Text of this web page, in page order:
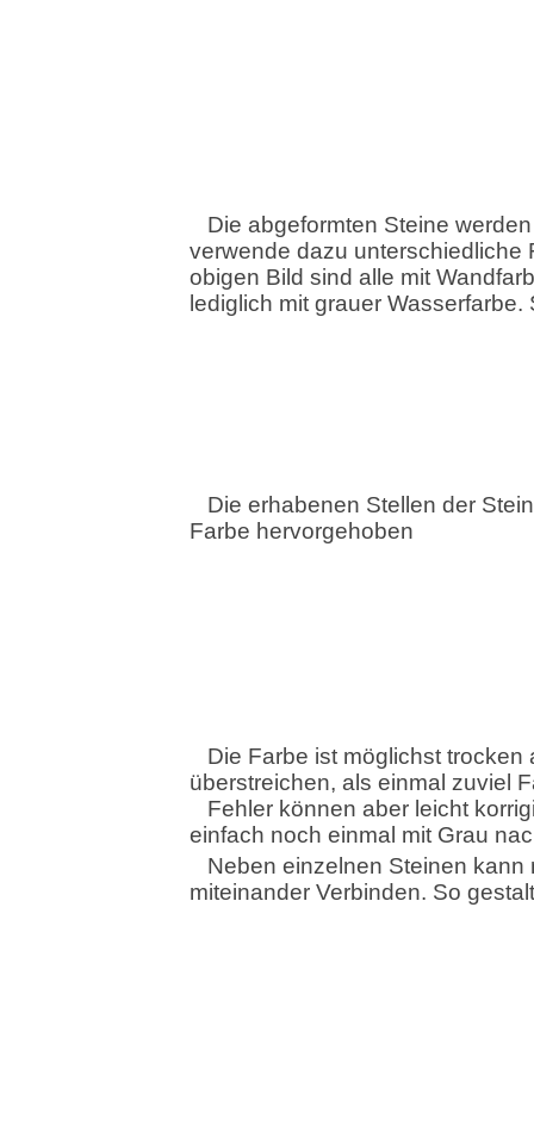
Die abgeformten Steine
verwende dazu unterschiedliche
obigen Bild sind alle mit
lediglich mit grauer
Die erhabenen Stellen der
Farbe hervorgehoben
Die Farbe ist möglichst
überstreichen, als einmal zuviel
Fehler können aber leicht
einfach noch einmal mit Grau
Neben einzelnen Steinen
miteinander Verbinden. So